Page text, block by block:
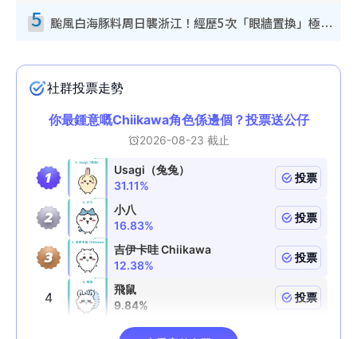
5 颱風白海豚料周日襲浙江！經歷5次「眼牆置換」極罕見 成登陸內地最長途颱風